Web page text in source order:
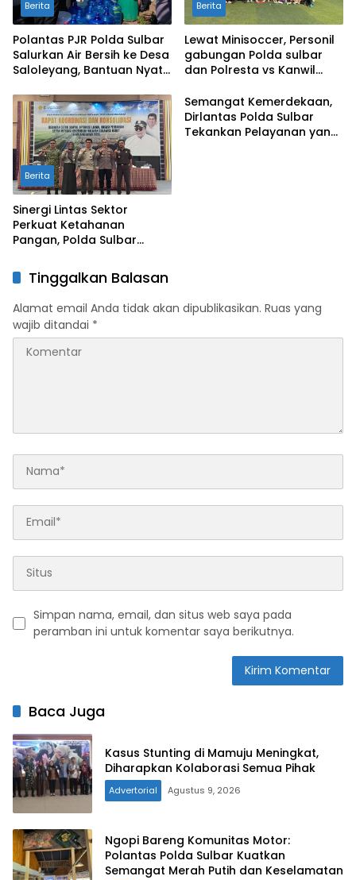
Berita
Polantas PJR Polda Sulbar
Salurkan Air Bersih ke Desa
Saloleyang, Bantuan Nyata
Berita
Lewat Minisoccer, Personil
gabungan Polda sulbar
dan Polresta vs Kanwil
Ikatan Persaudaraan
Berita
Sinergi Lintas Sektor
Perkuat Ketahanan
Pangan, Polda Sulbar
Sawah dan Mitigasi
Kekeringan
Semangat Kemerdekaan,
Dirlantas Polda Sulbar
Tekankan Pelayanan yang
Tinggalkan Balasan
Alamat email Anda tidak akan dipublikasikan. Ruas yang
wajib ditandai *
Simpan nama, email, dan situs web saya pada
peramban ini untuk komentar saya berikutnya.
Baca Juga
Kasus Stunting di Mamuju Meningkat,
Diharapkan Kolaborasi Semua Pihak
Advertorial Agustus 9, 2026
Ngopi Bareng Komunitas Motor:
Polantas Polda Sulbar Kuatkan
Semangat Merah Putih dan Keselamatan